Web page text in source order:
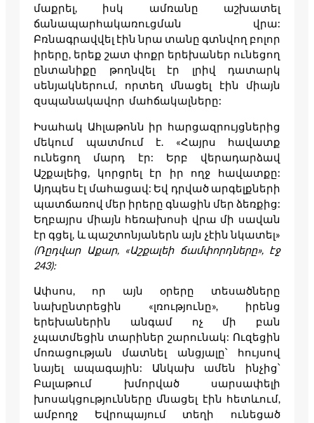
մաքրել, իսկ ամռանը աշխատել
ճանապարհակառուցման վրա:
Բռնագրավվել էին նրա տանը գտնվող բոլոր
իրերը, երեք շատ փոքր երեխաներ ունեցող
ընտանիքը թողնվել էր լրիվ դատարկ
սենյակներում, որտեղ մնացել էին միայն
զսպանակավոր մահճակալները:
Իսահակ Ահլաթոնն իր հարցազրույցներից
մեկում պատմում է. «Հայրս հավատք
ունեցող մարդ էր: Երբ վերադարձավ
Աշքալեից, կորցրել էր իր ողջ հավատքը:
Այդպես էլ մահացավ: Եվ դրված արգելքների
պատճառով մեր իրերը գնացին մեր ձեռքից:
Եղբայրս միայն հեռախոսի վրա մի սավան
էր գցել, և պաշտոնյաներն այն չէին նկատել»
(Ռըդվար Աքար, «Աշքալեի ճամփորդները», էջ
243):
Ափսոս, որ այն օրերը տեսածները
նախընտրեցին «լռությունը», իրենց
երեխաներին անգամ ոչ մի բան
չպատմեցին տարիներ շարունակ: Ուզեցին
մոռացության մատնել անցյալը՝ հույսով
նայել ապագային: Անկախ ամեն ինչից՝
Բալաթում խմորված սարսափելի
խոսակցությունները մնացել էին հետևում,
ամբողջ Եվրոպայում տեղի ունեցած